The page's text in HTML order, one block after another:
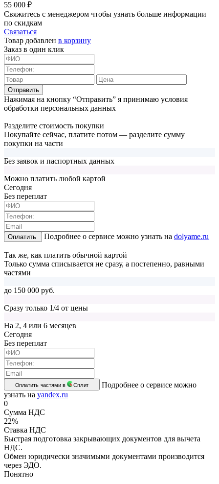
55 000 ₽
Свяжитесь с менеджером чтобы узнать больше информации
по скидкам
Связаться
Товар добавлен в корзину
Заказ в один клик
Отправить
Нажимая на кнопку “Отправить” я принимаю условия
обработки персональных данных
Разделите стоимость покупки
Покупайте сейчас, платите потом — разделите сумму
покупки на части
Без заявок и паспортных данных
Можно платить любой картой
Cегодня
Без переплат
Оплатить Подробнее о сервисе можно узнать на dolyame.ru
Так же, как платить обычной картой
Только сумма списывается не сразу, а постепенно, равными
частями
до 150 000 руб.
Сразу только 1/4 от цены
На 2, 4 или 6 месяцев
Cегодня
Без переплат
Оплатить частями в Сплит
Подробнее о сервисе можно
узнать на yandex.ru
0
Сумма НДС
22%
Ставка НДС
Быстрая подготовка закрывающих документов для вычета
НДС.
Обмен юридически значимыми документами производится
через ЭДО.
Понятно